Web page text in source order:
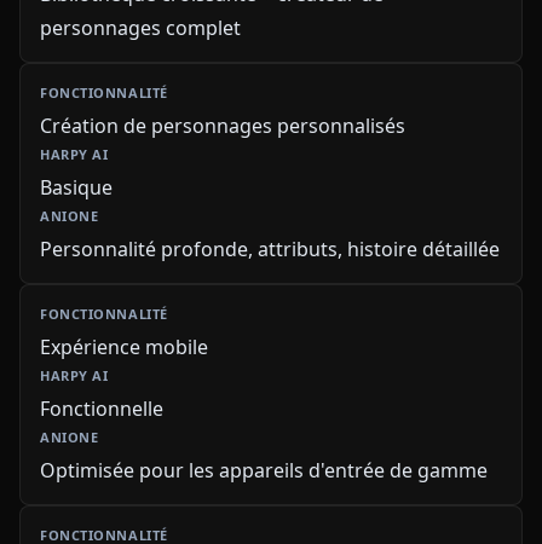
personnages complet
Création de personnages personnalisés
Basique
Personnalité profonde, attributs, histoire détaillée
Expérience mobile
Fonctionnelle
Optimisée pour les appareils d'entrée de gamme